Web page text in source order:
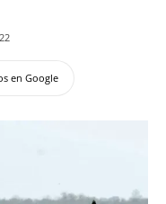
en Google